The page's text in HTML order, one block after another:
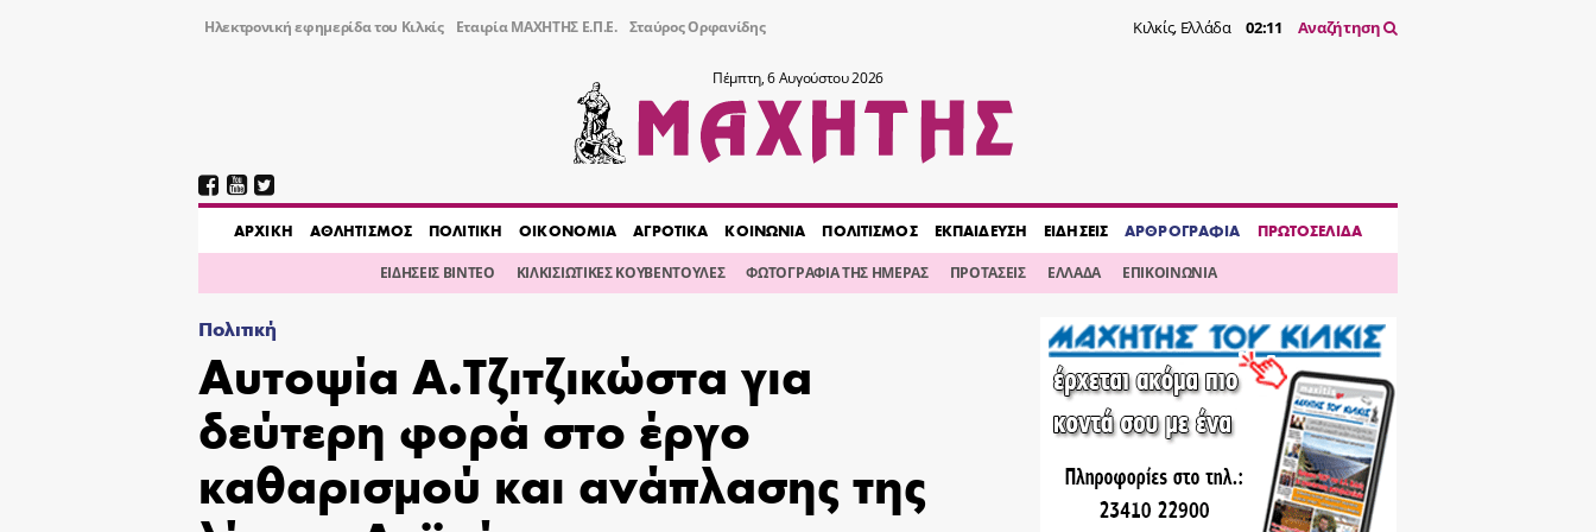
Ηλεκτρονική εφημερίδα του Κιλκίς Εταιρία ΜΑΧΗΤΗΣ Ε.Π.Ε. Σταύρος Ορφανίδης Κιλκίς, Ελλάδα 02:11 Αναζήτηση
Πέμπτη, 6 Αυγούστου 2026
AΡΧΙΚΗ ΑΘΛΗΤΙΣΜΟΣ ΠΟΛΙΤΙΚΗ ΟΙΚΟΝΟΜΙΑ ΑΓΡΟΤΙΚΑ ΚΟΙΝΩΝΙΑ ΠΟΛΙΤΙΣΜΟΣ ΕΚΠΑΙΔΕΥΣΗ ΕΙΔΗΣΕΙΣ ΑΡΘΡΟΓΡΑΦΙΑ ΠΡΩΤΟΣΕΛΙΔΑ
ΕΙΔΗΣΕΙΣ ΒΙΝΤΕΟ ΚΙΛΚΙΣΙΩΤΙΚΕΣ ΚΟΥΒΕΝΤΟΥΛΕΣ ΦΩΤΟΓΡΑΦΙΑ ΤΗΣ ΗΜΕΡΑΣ ΠΡΟΤΑΣΕΙΣ ΕΛΛΑΔΑ ΕΠΙΚΟΙΝΩΝΙΑ
Πολιτική
Αυτοψία Α.Τζιτζικώστα για
δεύτερη φορά στο έργο
καθαρισμού και ανάπλασης της